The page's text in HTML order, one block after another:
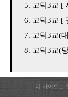
고덕3교 [
고덕3교 [
고덕3교(
고덕3교(
이 사이트는